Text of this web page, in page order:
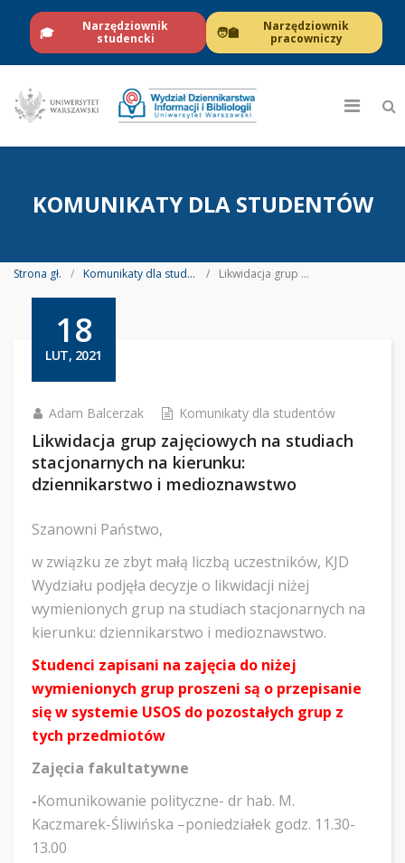
🎓
Narzędziownik
studencki
🧑‍🏫
Narzędziownik
pracowniczy
KOMUNIKATY DLA STUDENTÓW
Strona gł. Komunikaty dla studentów Likwidacja grup zajęciowych na studiach stacjonarnych na kierunku: dziennikarstwo i medioznawstwo
18
LUT, 2021
Adam Balcerzak Komunikaty dla studentów
Likwidacja grup zajęciowych na studiach
stacjonarnych na kierunku:
dziennikarstwo i medioznawstwo
Szanowni Państwo,
w związku ze zbyt małą liczbą uczestników, KJD
Wydziału podjęła decyzje o likwidacji niżej
wymienionych grup na studiach stacjonarnych na
kierunku: dziennikarstwo i medioznawstwo.
Studenci zapisani na zajęcia do niżej
wymienionych grup proszeni są o przepisanie
się w systemie USOS do pozostałych grup z
tych przedmiotów
Zajęcia fakultatywne
-Komunikowanie polityczne- dr hab. M.
Kaczmarek-Śliwińska –poniedziałek godz. 11.30-
13.00